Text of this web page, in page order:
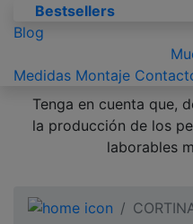
Bestsellers
Blog
Medidas Montaje
Tenga en cuenta que,
la producción de los
laborables